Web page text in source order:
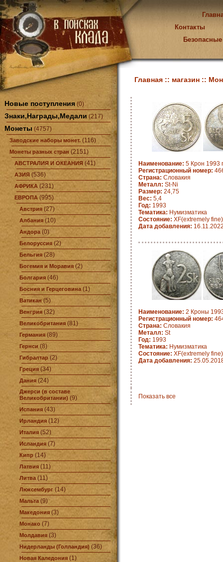
Контакты
Новые поступления (0)
Знаки,Награды,Медали (217)
Монеты (4757)
Заводские наборы монет. (116)
Монеты разных стран (2151)
АВСТРАЛИЯ И ОКЕАНИЯ (41)
АЗИЯ (536)
АФРИКА (231)
ЕВРОПА (995)
Австрия (27)
Албания (10)
Андора (0)
Белоруссия (2)
Бельгия (28)
Богемия и Моравия (2)
Болгария (46)
Босния и Герцеговина (1)
Ватикан(5)
Венгрия (32)
Великобритания (81)
Германия (89)
Гернси(8)
Гибралтар (2)
Греция (34)
Дания (24)
Джерси (в составе
Великобритании) (9)
Испания (43)
Ирландия (12)
Италия (52)
Исландия (7)
Кипр (14)
Латвия (11)
Литва(11)
Люксембург (14)
Мальта (9)
Македония (3)
Монако (7)
Молдавия (3)
Нидерланды (Голландия) (36)
Новая Каледония (1)
Главная :: магазин ::
Наименование: 5 Крон 1993
Регистрационный номер:
Страна: Словакия
Металл: St-Ni
Размер: 24,75
Вес: 5,4
Год: 1993
Тематика: Нумизматика
Состояние: XF(extremely fine)
Дата добавления:
Наименование: 2 Кроны
Регистрационный номер:
Страна: Словакия
Металл: St
Год: 1993
Тематика: Нумизматика
Состояние: XF(extremely fine)
Дата добавления:
Показать все